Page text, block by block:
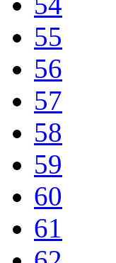
55
56
57
58
59
60
61